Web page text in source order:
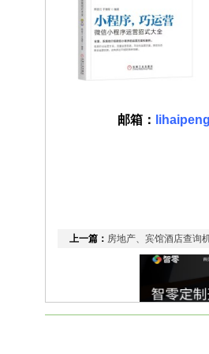
联
邮箱：
上一篇： 房地产、宾馆酒店查询